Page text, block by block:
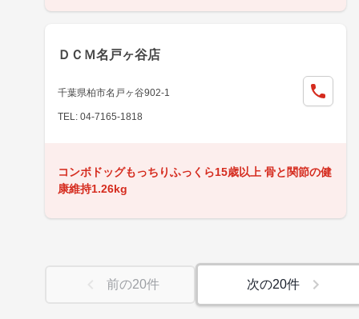
ＤＣＭ名戸ヶ谷店
千葉県柏市名戸ヶ谷902-1
TEL: 04-7165-1818
コンボドッグもっちりふっくら15歳以上 骨と関節の健
康維持1.26kg
前の20件 次の20件